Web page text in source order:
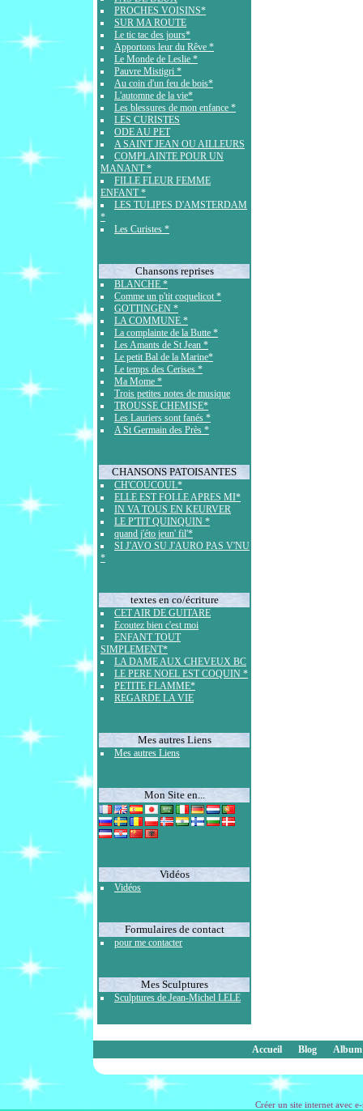
PROCHES VOISINS*
SUR MA ROUTE
Le tic tac des jours*
Apportons leur du Rêve *
Le Monde de Leslie *
Pauvre Mistigri *
Au coin d'un feu de bois*
L'automne de la vie*
Les blessures de mon enfance *
LES CURISTES
ODE AU PET
A SAINT JEAN OU AILLEURS
COMPLAINTE POUR UN
MANANT *
FILLE FLEUR FEMME
ENFANT *
LES TULIPES D'AMSTERDAM
*
Les Curistes *
Chansons reprises
BLANCHE *
Comme un p'tit coquelicot *
GOTTINGEN *
LA COMMUNE *
La complainte de la Butte *
Les Amants de St Jean *
Le petit Bal de la Marine*
Le temps des Cerises *
Ma Mome *
Trois petites notes de musique
TROUSSE CHEMISE*
Les Lauriers sont fanés *
A St Germain des Près *
CHANSONS PATOISANTES
CH'COUCOUL*
ELLE EST FOLLE APRES MI*
IN VA TOUS EN KEURVER
LE P'TIT QUINQUIN *
quand j'éto jeun' fil'*
SI J'AVO SU J'AURO PAS V'NU
*
textes en co/écriture
CET AIR DE GUITARE
Ecoutez bien c'est moi
ENFANT TOUT
SIMPLEMENT*
LA DAME AUX CHEVEUX BC
LE PERE NOEL EST COQUIN *
PETITE FLAMME*
REGARDE LA VIE
Mes autres Liens
Mes autres Liens
Mon Site en...
Vidéos
Vidéos
Formulaires de contact
pour me contacter
Mes Sculptures
Sculptures de Jean-Michel LELE
Accueil Blog
Créer un site internet avec